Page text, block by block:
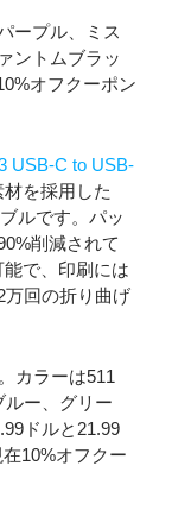
ープル、ミス
ントムブラッ
オフクーポン
USB-C to USB-
を採用した
ルです。パッ
削減されて
で、印刷には
万回の折り曲げ
カラーは511
ー、グリー
ドルと21.99
10%オフクー